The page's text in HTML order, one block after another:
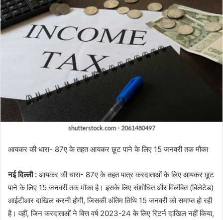
e
a
आयकर की धारा- 87ए के तहत आयकर छूट पाने के लिए 15 जनवरी तक मौका
नई दिल्ली : आयकर की धारा- 87ए के तहत पात्र करदाताओं के लिए आयकर छूट
पाने के लिए 15 जनवरी तक मौका है। इसके लिए संशोधित और विलंबित (बिलेटेड)
आईटीआर दाखिल करनी होगी, जिसकी अंतिम तिथि 15 जनवरी को समाप्त हो रही
है। वहीं, जिन करदाताओं ने वित्त वर्ष 2023-24 के लिए रिटर्न दाखिल नहीं किया,